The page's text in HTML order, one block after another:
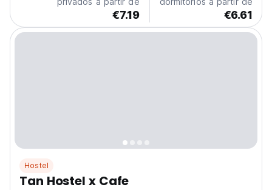
€7.19 €6.61
Hostel
Tan Hostel x Cafe